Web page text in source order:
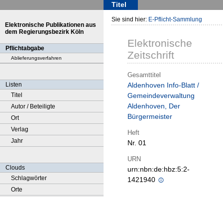
Titel
Elektronische Publikationen aus
dem Regierungsbezirk Köln
Pflichtabgabe
Ablieferungsverfahren
Listen
Titel
Autor / Beteiligte
Ort
Verlag
Jahr
Clouds
Schlagwörter
Orte
Sie sind hier: E-Pflicht-Sammlung
Elektronische
Zeitschrift
Gesamttitel
Aldenhoven Info-Blatt /
Gemeindeverwaltung
Aldenhoven, Der
Bürgermeister
Heft
Nr. 01
URN
urn:nbn:de:hbz:5:2-
1421940